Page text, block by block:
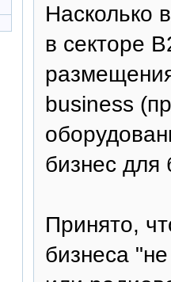
Насколько
в секторе
business
бизнес для
Принято,
бизнеса